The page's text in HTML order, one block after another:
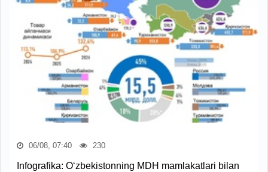
06/08, 07:40 230
Infografika: O‘zbekistonning MDH mamlakatlari bilan